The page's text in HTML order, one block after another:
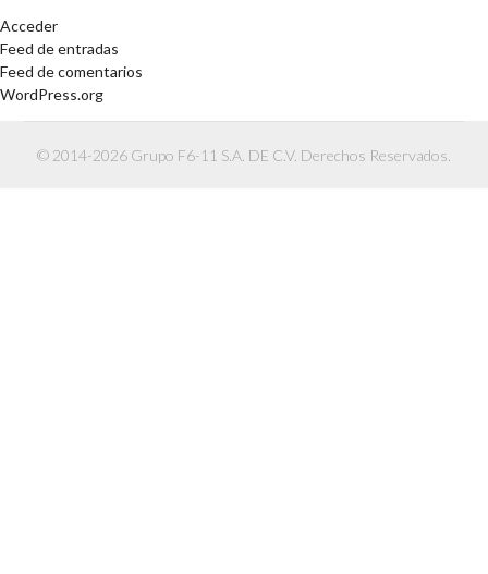
Acceder
Feed de entradas
Feed de comentarios
WordPress.org
© 2014-2026 Grupo F6-11 S.A. DE C.V. Derechos Reservados.